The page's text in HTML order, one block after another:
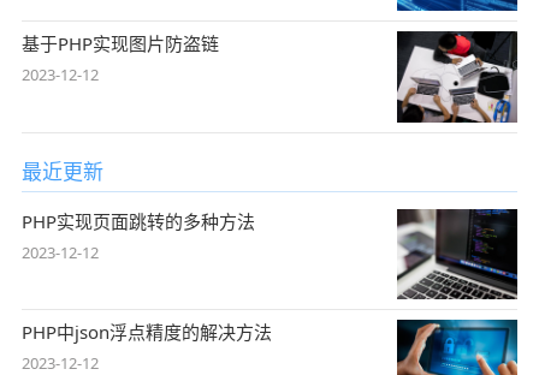
基于PHP实现图片防盗链
2023-12-12
最近更新
PHP实现页面跳转的多种方法
2023-12-12
PHP中json浮点精度的解决方法
2023-12-12